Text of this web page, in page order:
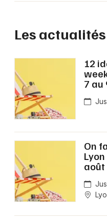
Les actualités
12
7 au
On
août